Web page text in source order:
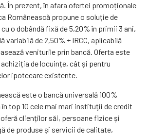
În prezent, în afara ofertei promoționale
Românească propune o soluție de
o dobândă fixă de 5,20% în primii 3 ani,
variabilă de 2,50% + IRCC, aplicabilă
veniturile prin bancă. Oferta este
de locuințe, cât și pentru
ipotecare existente.
este o bancă universală 100%
top 10 cele mai mari instituţii de cre­dit
clienților săi, persoane fizice și
de produse și servicii de calitate,